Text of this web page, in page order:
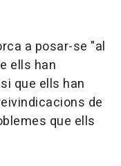
a posar-se "al
ells han
que ells han
de
que ells